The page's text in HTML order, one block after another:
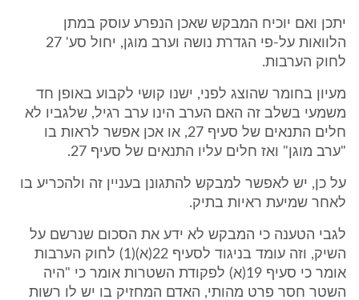
יתכן ואם יוכיח המבקש שאכן הנפרע עוסק במתן
הלוואות על-פי הגדרת נושה וערב מוגן, יחול סע' 27
לחוק הערבות.
מעיון בחומר שהוצג לפני, ישנו קושי לקבוע באופן חד
משמעי בשלב זה האם הערב הינו ערב רגיל, שלגביו לא
חלים התנאים של סעיף 27, או אכן אפשר לראות בו
"ערב מוגן" ואז חלים עליו התנאים של סעיף 27.
על כן, יש לאפשר למבקש להתגונן בעניין זה ולהכריע בו
לאחר שמיעת ראיות בתיק.
לגבי הטענה כי המבקש לא ידע את הסכום שנרשם על
השיק, וזה עומד בניגוד לסעיף 22(א)(1) לחוק הערבות
אומר כי סעיף 19(א) לפקודת השטרות אומר כי "היה
השטר חסר פרט מהותי, האדם המחזיק בו יש לו רשות